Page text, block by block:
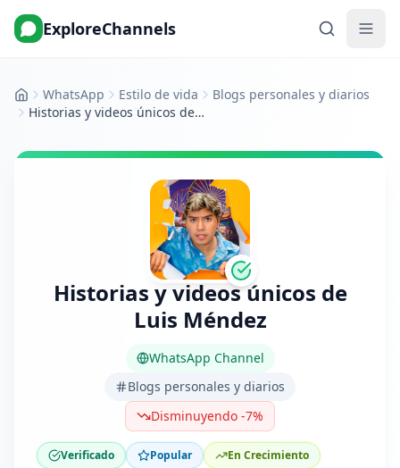
ExploreChannels
InicioWhatsApp Estilo de vida
Blogs personales y diarios
Historias y videos únicos de Luis Méndez
Historias y videos únicos de
Luis Méndez
WhatsApp Channel
Blogs personales y diarios
Disminuyendo -7%
Verificado Popular En Crecimiento